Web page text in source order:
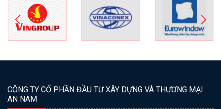
CÔNG TY CỔ PHẦN ĐẦU TƯ XÂY DỰNG VÀ THƯƠNG MẠI
AN NAM